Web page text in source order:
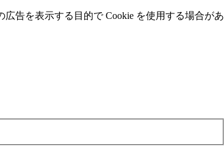
告を表⽰する⽬的で Cookie を使⽤する場合があ